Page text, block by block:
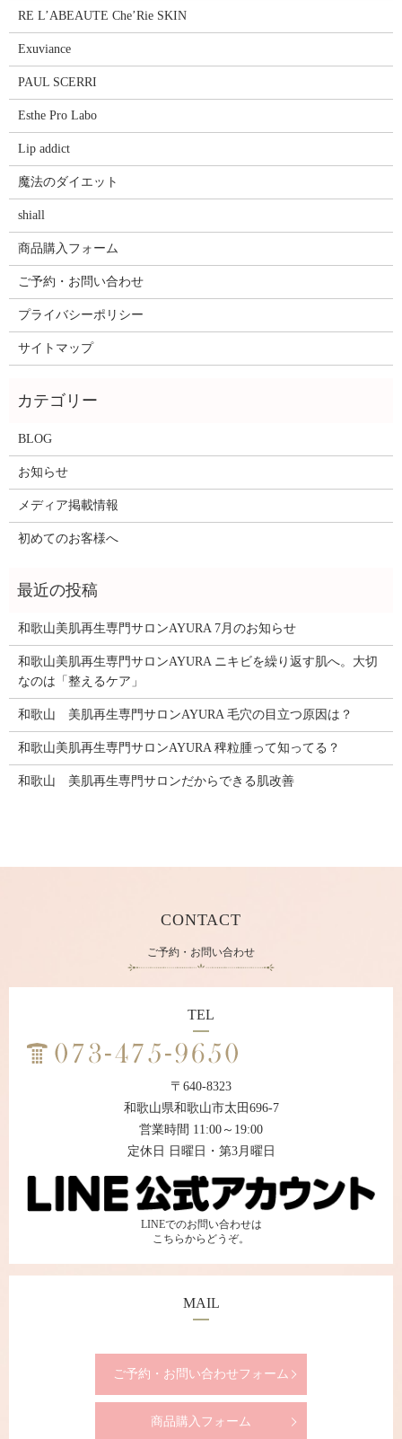
RE L’ABEAUTE Che’Rie SKIN
Exuviance
PAUL SCERRI
Esthe Pro Labo
Lip addict
魔法のダイエット
shiall
商品購入フォーム
ご予約・お問い合わせ
プライバシーポリシー
サイトマップ
BLOG
お知らせ
メディア掲載情報
初めてのお客様へ
和歌山美肌再生専門サロンAYURA 7月のお知らせ
和歌山美肌再生専門サロンAYURA ニキビを繰り返す肌へ。大切
なのは「整えるケア」
和歌山 美肌再生専門サロンAYURA 毛穴の目立つ原因は？
和歌山美肌再生専門サロンAYURA 稗粒腫って知ってる？
和歌山 美肌再生専門サロンだからできる肌改善
CONTACT
ご予約・お問い合わせ
TEL
〒640-8323
和歌山県和歌山市太田696-7
営業時間 11:00～19:00
定休日 日曜日・第3月曜日
LINEでのお問い合わせは
こちらからどうぞ。
MAIL
ご予約・お問い合わせフォーム
商品購入フォーム